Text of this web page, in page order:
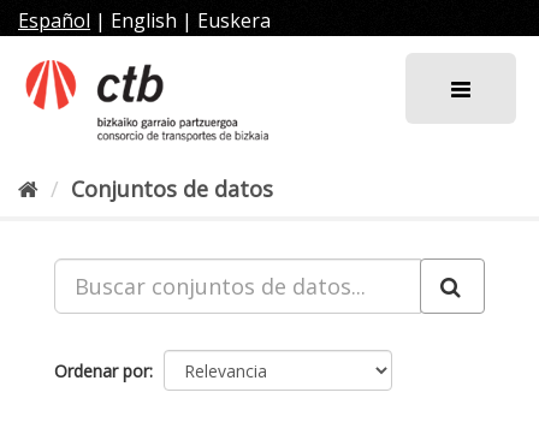
al
contenido
Español | English | Euskera
Conjuntos de datos
Ordenar por